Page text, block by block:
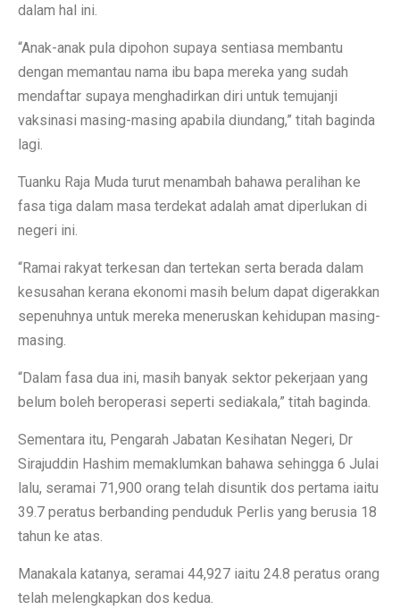
dalam hal ini.
“Anak-anak pula dipohon supaya sentiasa membantu
dengan memantau nama ibu bapa mereka yang sudah
mendaftar supaya menghadirkan diri untuk temujanji
vaksinasi masing-masing apabila diundang,” titah baginda
lagi.
Tuanku Raja Muda turut menambah bahawa peralihan ke
fasa tiga dalam masa terdekat adalah amat diperlukan di
negeri ini.
“Ramai rakyat terkesan dan tertekan serta berada dalam
kesusahan kerana ekonomi masih belum dapat digerakkan
sepenuhnya untuk mereka meneruskan kehidupan masing-
masing.
“Dalam fasa dua ini, masih banyak sektor pekerjaan yang
belum boleh beroperasi seperti sediakala,” titah baginda.
Sementara itu, Pengarah Jabatan Kesihatan Negeri, Dr
Sirajuddin Hashim memaklumkan bahawa sehingga 6 Julai
lalu, seramai 71,900 orang telah disuntik dos pertama iaitu
39.7 peratus berbanding penduduk Perlis yang berusia 18
tahun ke atas.
Manakala katanya, seramai 44,927 iaitu 24.8 peratus orang
telah melengkapkan dos kedua.